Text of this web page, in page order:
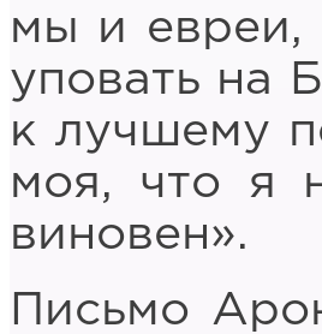
мы и евреи,
уповать на
к лучшему
моя, что я
виновен».
Письмо